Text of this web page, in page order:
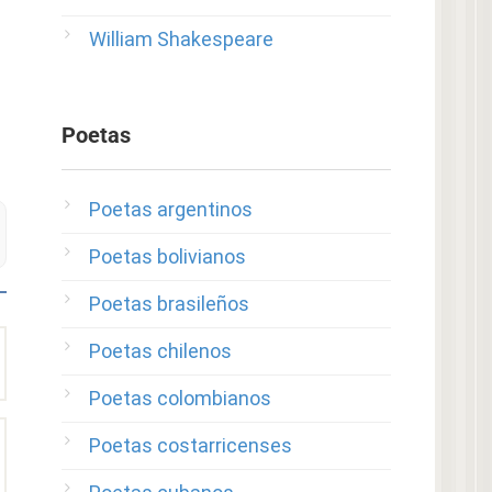
William Shakespeare
Poetas
Poetas argentinos
Poetas bolivianos
Poetas brasileños
Poetas chilenos
Poetas colombianos
Poetas costarricenses